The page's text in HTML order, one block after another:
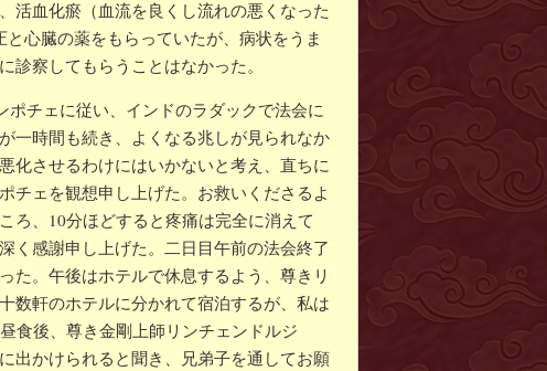
活血化瘀（血流を良くし流れの悪くなった
心臓の薬をもらっていたが、病状をうま
診察してもらうことはなかった。
チェに従い、インドのラダックで法会に
一時間も続き、よくなる兆しが見られなか
化させるわけにはいかないと考え、直ちに
チェを観想申し上げた。お救いくださるよ
ろ、10分ほどすると疼痛は完全に消えて
く感謝申し上げた。二日目午前の法会終了
た。午後はホテルで休息するよう、尊きリ
数軒のホテルに分かれて宿泊するが、私は
食後、尊き金剛上師リンチェンドルジ
出かけられると聞き、兄弟子を通してお願